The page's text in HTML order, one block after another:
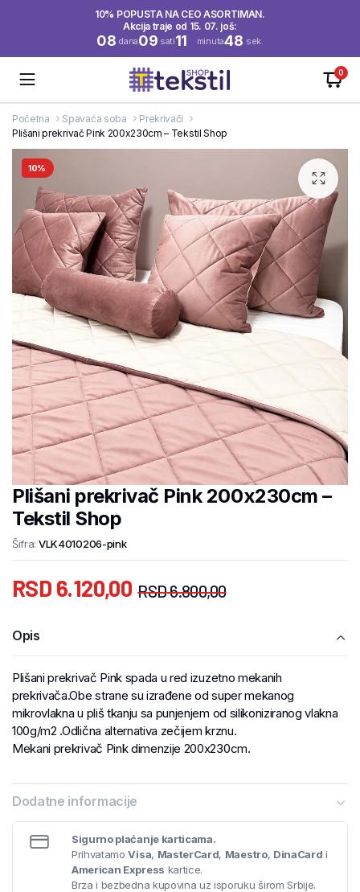
10% POPUSTA NA CEO ASORTIMAN.
Akcija traje od 15. 07. još:
08 dana09 sati11 minuta47 sek.
0
Početna Spavaća soba
Prekrivači
Plišani prekrivač Pink 200x230cm – Tekstil Shop
10%
Plišani prekrivač Pink 200x230cm –
Tekstil Shop
Šifra: VLK4010206-pink
RSD6.800,00
RSD 6.120,00
Opis
Plišani prekrivač Pink spada u red izuzetno mekanih
prekrivača.Obe strane su izrađene od super mekanog
mikrovlakna u pliš tkanju sa punjenjem od silikoniziranog vlakna
100g/m2 .Odlična alternativa zečijem krznu.
Mekani prekrivač Pink dimenzije 200x230cm.
Dodatne informacije
Sigurno plaćanje karticama.
PrihvatamoVisa, MasterCard, Maestro, DinaCard i
American Express kartice.
Brza i bezbedna kupovina uz isporuku širom Srbije.